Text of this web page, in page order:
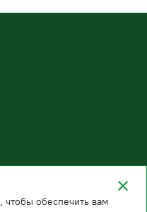
обеспечить вам